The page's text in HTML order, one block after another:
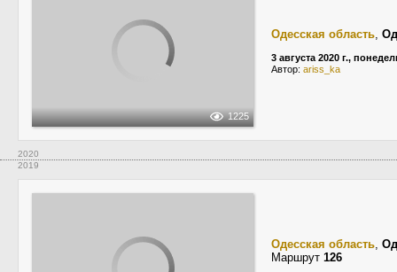
1225
Одесская область,
3 августа 2020 г.,
Автор: ariss_ka
2020
2019
Одесская область,
Маршрут 126